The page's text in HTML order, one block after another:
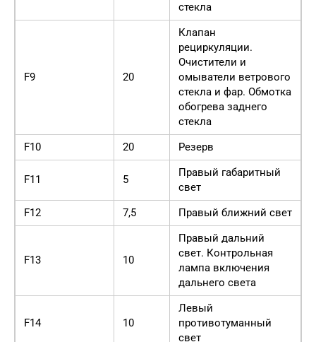
стекла
F9 20
Клапан
рециркуляции.
Очистители и
омыватели ветрового
стекла и фар. Обмотка
обогрева заднего
стекла
F10
20 Резерв
F11 5
Правый габаритный
свет
F12
7,5 Правый ближний свет
F13 10
Правый дальний
свет. Контрольная
лампа включения
дальнего света
F14 10
Левый
противотуманный
свет